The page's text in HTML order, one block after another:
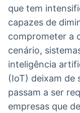
que tem
capazes de
comprometer a
cenário,
inteligência
(IoT) deixam de
passam a ser
empresas que